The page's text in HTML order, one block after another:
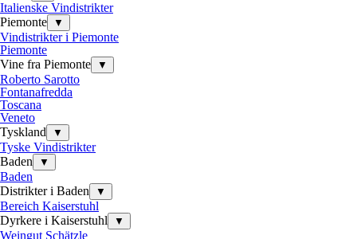
Italienske Vindistrikter
Piemonte
▼
Vindistrikter i Piemonte
Piemonte
Vine fra Piemonte
▼
Roberto Sarotto
Fontanafredda
Toscana
Veneto
Tyskland
▼
Tyske Vindistrikter
Baden
▼
Baden
Distrikter i Baden
▼
Bereich Kaiserstuhl
Dyrkere i Kaiserstuhl
▼
Weingut Schätzle